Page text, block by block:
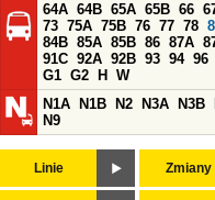
64A 64B 65A 65B 66
73 75A 75B 76 77 78
84B 85A 85B 86 87A
91C 92A 92B 93 94 96
G1 G2 H
W
N1A
N1B N2 N3A N3B
N9
Linie Zmiany